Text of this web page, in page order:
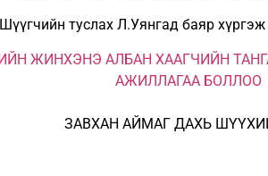
Шүүгчийн туслах Л.Уянгад баяр
ЗАВХАН АЙМАГ ДАХЬ